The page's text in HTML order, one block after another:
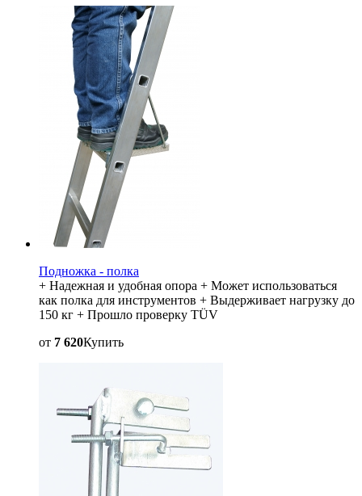
Подножка - полка
+ Надежная и удобная опора + Может использоваться
как полка для инструментов + Выдерживает нагрузку до
150 кг + Прошло проверку TÜV
от 7 620Купить